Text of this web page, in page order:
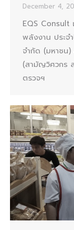
December 4,
EQS Consult
พลังงาน ประ
จำกัด (มหาชน
(สามัญวิศวกร
ตรวจฯ